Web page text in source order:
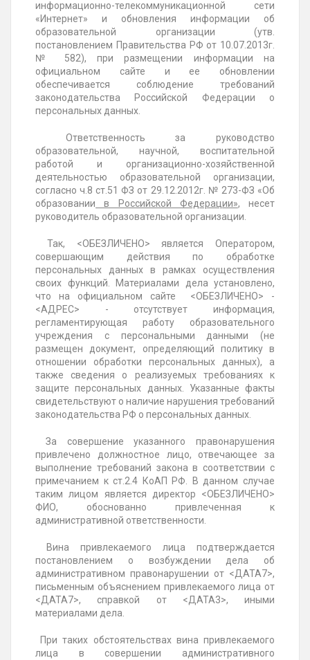
информационно-телекоммуникационной сети
«Интернет» и обновления информации об
образовательной организации (утв.
постановлением Правительства РФ от 10.07.2013г.
№ 582), при размещении информации на
официальном сайте и ее обновлении
обеспечивается соблюдение требований
законодательства Российской Федерации о
персональных данных.
Ответственность за руководство
образовательной, научной, воспитательной
работой и организационно-хозяйственной
деятельностью образовательной организации,
согласно ч.8 ст.51 ФЗ от 29.12.2012г. № 273-ФЗ «Об
образовании в Российской Федерации», несет
руководитель образовательной организации.
Так, <ОБЕЗЛИЧЕНО> является Оператором,
совершающим действия по обработке
персональных данных в рамках осуществления
своих функций. Материалами дела установлено,
что на официальном сайте <ОБЕЗЛИЧЕНО> -
<АДРЕС> - отсутствует информация,
регламентирующая работу образовательного
учреждения с персональными данными (не
размещен документ, определяющий политику в
отношении обработки персональных данных), а
также сведения о реализуемых требованиях к
защите персональных данных. Указанные факты
свидетельствуют о наличие нарушения требований
законодательства РФ о персональных данных.
За совершение указанного правонарушения
привлечено должностное лицо, отвечающее за
выполнение требований закона в соответствии с
примечанием к ст.2.4 КоАП РФ. В данном случае
таким лицом является директор <ОБЕЗЛИЧЕНО>
ФИО, обоснованно привлеченная к
административной ответственности.
Вина привлекаемого лица подтверждается
постановлением о возбуждении дела об
административном правонарушении от <ДАТА7>,
письменным объяснением привлекаемого лица от
<ДАТА7>, справкой от <ДАТА3>, иными
материалами дела.
При таких обстоятельствах вина привлекаемого
лица в совершении административного